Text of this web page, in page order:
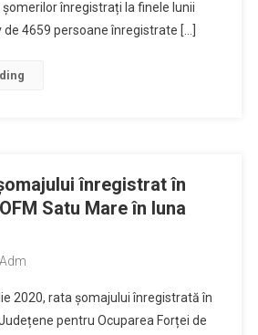
șomerilor înregistrați la finele lunii
4659 persoane înregistrate […]
înregistrat în
Satu Mare în luna
Adm
2020, rata șomajului înregistrată în
pentru Ocuparea Forței de